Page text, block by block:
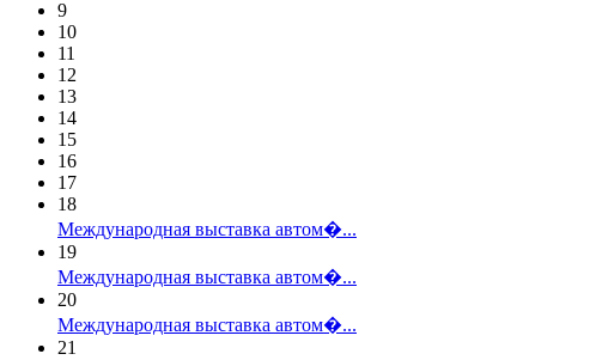
9
10
11
12
13
14
15
16
17
18
Международная выставка автом�...
19
Международная выставка автом�...
20
Международная выставка автом�...
21